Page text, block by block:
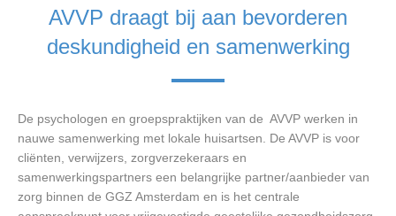
AVVP draagt bij aan bevorderen
deskundigheid en samenwerking
De psychologen en groepspraktijken van de AVVP werken in
nauwe samenwerking met lokale huisartsen. De AVVP is voor
cliënten, verwijzers, zorgverzekeraars en
samenwerkingspartners een belangrijke partner/aanbieder van
zorg binnen de GGZ Amsterdam en is het centrale